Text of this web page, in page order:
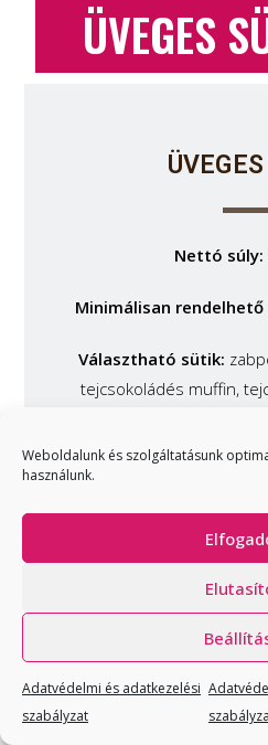
Weboldalunk és szolgáltatásunk
használunk.
Adatvédelmi és adatkezelési
szabályzat
ÜVEGES
ÜVEGES
Nettó súly:
Minimálisan rendelhető
Választható sütik:
tejcsokoládés muffin,